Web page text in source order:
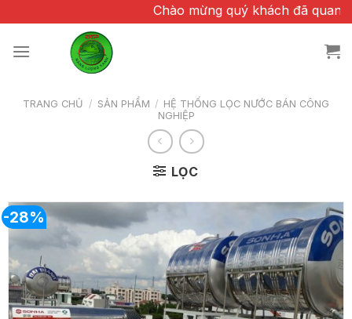
đến
nội
Chào mừng quý khách đã quan tâm
TRANG CHỦ / SẢN PHẨM / HỆ THỐNG LỌC NƯỚC BÁN CÔNG
NGHIỆP
LỌC
-28%